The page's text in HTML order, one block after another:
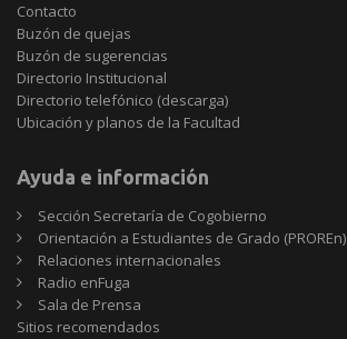
Contacto
Buzón de quejas
Buzón de sugerencias
Directorio Institucional
Directorio telefónico (descarga)
Ubicación y planos de la Facultad
Ayuda e información
Sección Secretaría de Cogobierno
Orientación a Estudiantes de Grado (PROREn)
Relaciones internacionales
Radio enFuga
Sala de Prensa
Sitios
Sitios recomendados